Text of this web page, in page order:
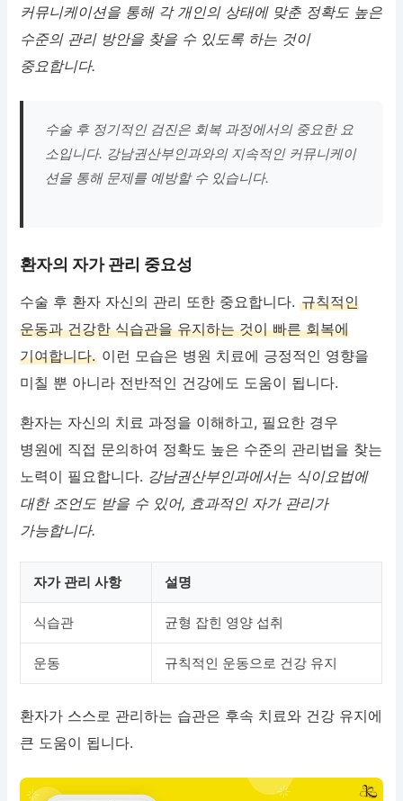
커뮤니케이션을 통해 각 개인의 상태에 맞춘 정확도 높은
수준의 관리 방안을 찾을 수 있도록 하는 것이
중요합니다.
수술 후 정기적인 검진은 회복 과정에서의 중요한 요
소입니다. 강남권산부인과와의 지속적인 커뮤니케이
션을 통해 문제를 예방할 수 있습니다.
환자의 자가 관리 중요성
수술 후 환자 자신의 관리 또한 중요합니다.규칙적인
운동과 건강한 식습관을 유지하는 것이 빠른 회복에
기여합니다. 이런 모습은 병원 치료에 긍정적인 영향을
미칠 뿐 아니라 전반적인 건강에도 도움이 됩니다.
환자는 자신의 치료 과정을 이해하고, 필요한 경우
병원에 직접 문의하여 정확도 높은 수준의 관리법을 찾는
노력이 필요합니다. 강남권산부인과에서는 식이요법에
대한 조언도 받을 수 있어, 효과적인 자가 관리가
가능합니다.
자가 관리 사항 설명
식습관 균형 잡힌 영양 섭취
운동 규칙적인 운동으로 건강 유지
환자가 스스로 관리하는 습관은 후속 치료와 건강 유지에
큰 도움이 됩니다.